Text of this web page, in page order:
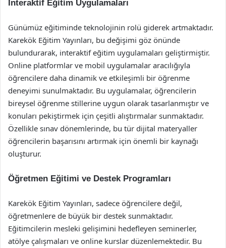
İnteraktif Eğitim Uygulamaları
Günümüz eğitiminde teknolojinin rolü giderek artmaktadır.
Karekök Eğitim Yayınları, bu değişimi göz önünde
bulundurarak, interaktif eğitim uygulamaları geliştirmiştir.
Online platformlar ve mobil uygulamalar aracılığıyla
öğrencilere daha dinamik ve etkileşimli bir öğrenme
deneyimi sunulmaktadır. Bu uygulamalar, öğrencilerin
bireysel öğrenme stillerine uygun olarak tasarlanmıştır ve
konuları pekiştirmek için çeşitli alıştırmalar sunmaktadır.
Özellikle sınav dönemlerinde, bu tür dijital materyaller
öğrencilerin başarısını artırmak için önemli bir kaynağı
oluşturur.
Öğretmen Eğitimi ve Destek Programları
Karekök Eğitim Yayınları, sadece öğrencilere değil,
öğretmenlere de büyük bir destek sunmaktadır.
Eğitimcilerin mesleki gelişimini hedefleyen seminerler,
atölye çalışmaları ve online kurslar düzenlemektedir. Bu